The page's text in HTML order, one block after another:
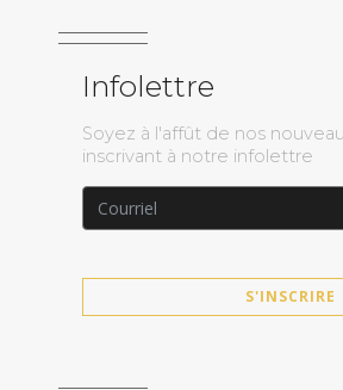
Infolettre
Soyez à l'affût de nos
inscrivant à notre infolettre
S'INSCRIRE